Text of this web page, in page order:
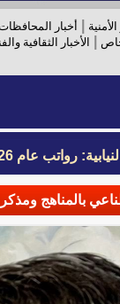
الأمنية أخبار
الأخبار الثقافية
رواتب عام 2026 مؤمنة
رواتب عام 2026 مؤمنة
بالمناهج